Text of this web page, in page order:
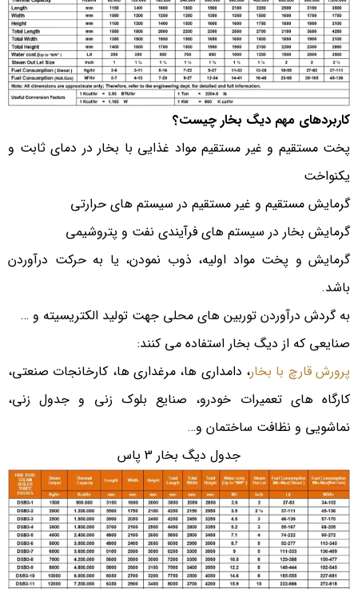
کاربردهای مهم دیگ بخار چیست؟
پخت مستقیم و غیر مستقیم مواد غذایی با بخار در دمای ثابت و
یکنواخت
گرمایش مستقیم و غیر مستقیم در سیستم های حرارتی
گرمایش بخار در سیستم های فرآیندی نفت و پتروشیمی
گرمایش و پخت مواد اولیه، ذوب نمودن، یا به حرکت درآوردن
باشد.
به گردش درآوردن توربین های محلی جهت تولید الکتریسیته و …
صنایعی که از دیگ بخار استفاده می کنند:
پرورش قارچ با بخار، دامداری ها، مرغداری ها، کارخانجات صنعتی،
کارگاه های تعمیرات خودرو، صنایع بلوک زنی و جدول زنی،
نماشویی و نظافت ساختمان و…
جدول دیگ بخار 3 پاس